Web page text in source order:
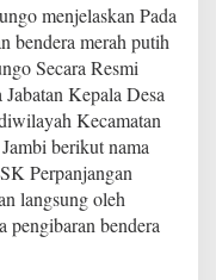
menjelaskan Pada
bendera merah putih
Secara Resmi
Kepala Desa
Kecamatan
berikut nama
Perpanjangan
langsung oleh
bendera